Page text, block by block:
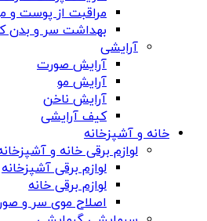
مراقبت از پوست و
بهداشت سر و بدن
آرایشی
آرایش صورت
آرایش مو
آرایش ناخن
کیف آرایشی
خانه و آشپزخانه
لوازم برقی خانه و
لوازم برقی آشپزخانه
لوازم برقی خانه
اصلاح موی سر و